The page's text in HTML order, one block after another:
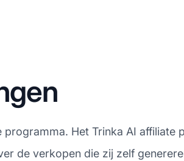
Het Trinka AI affiliate
de verkopen die zij zelf